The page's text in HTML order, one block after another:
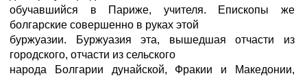
обучавшийся в Париже, учителя. Епископы же
болгарские совершенно в руках этой
буржуазии. Буржуазия эта, вышедшая отчасти из
городского, отчасти из сельского
народа Болгарии дунайской, Фракии и Македонии,